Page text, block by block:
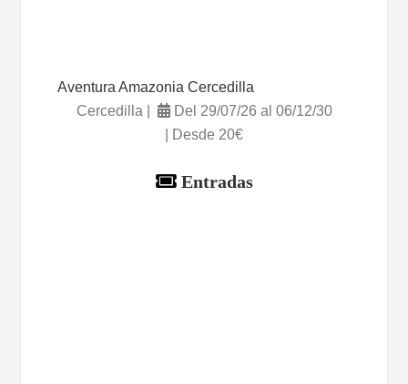
Aventura Amazonia Cercedilla
Cercedilla |
Del 29/07/26 al 06/12/30
| Desde 20€
Entradas